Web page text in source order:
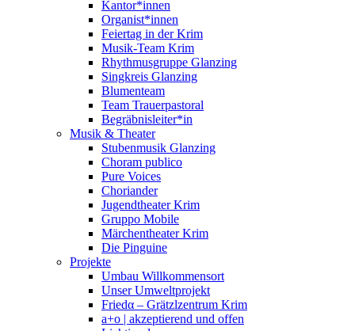
Kantor*innen
Organist*innen
Feiertag in der Krim
Musik-Team Krim
Rhythmusgruppe Glanzing
Singkreis Glanzing
Blumenteam
Team Trauerpastoral
Begräbnisleiter*in
Musik & Theater
Stubenmusik Glanzing
Choram publico
Pure Voices
Choriander
Jugendtheater Krim
Gruppo Mobile
Märchentheater Krim
Die Pinguine
Projekte
Umbau Willkommensort
Unser Umweltprojekt
Friedα – Grätzlzentrum Krim
a+o | akzeptierend und offen